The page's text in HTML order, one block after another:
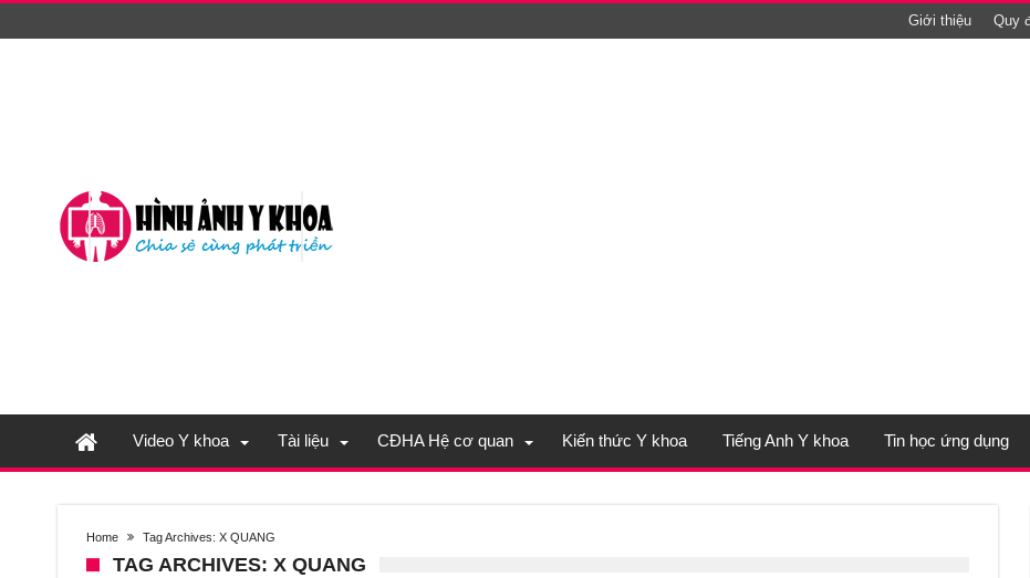
Giới thiệu Quy
Video Y khoa Tài liệu CĐHA Hệ cơ quan Kiến thức Y khoa Tiếng Anh Y khoa Tin học ứng dụng
Home Tag Archives: X QUANG
TAG ARCHIVES: X QUANG